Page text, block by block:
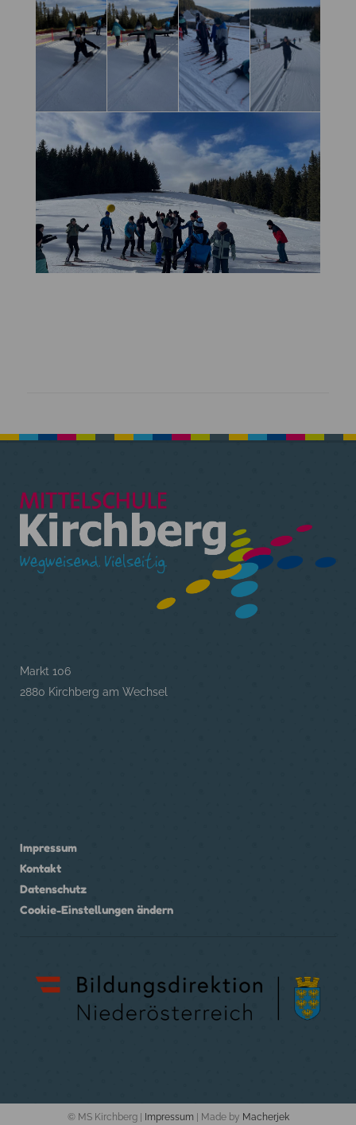
Markt 106
2880 Kirchberg am Wechsel
Impressum
Kontakt
Datenschutz
Cookie-Einstellungen ändern
© MS Kirchberg | Impressum| Made by Macherjek